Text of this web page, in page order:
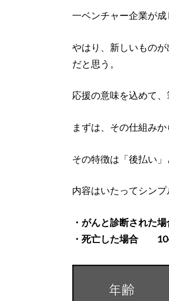
一ベンチャー企業が
やはり、新しいもの
だと思う。
応援の意味を込めて、
まずは、その仕組みか
その特徴は「後払い
内容はいたってシンプ
・がんと診断された
・死亡した場合